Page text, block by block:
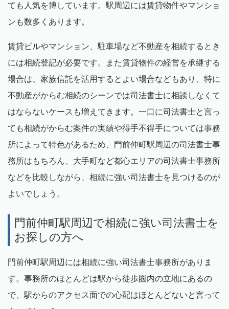
ても人気を博しています。駅周辺には賃貸物件やマンショ
ンも数多くあります。
賃貸ビルやマンション、駐車場など不動産を相続するとき
には相続登記が必要です。また賃貸物件の経営を承継する
場合は、家族信託を活用するとよい場合などもあり、特に
不動産がからむ相続のシーンでは司法書士に相談しなくて
はならないケースも増えてきます。一口に司法書士と言っ
ても相続がからむ案件の実績や得手不得手については事務
所によって特色があるため、門前仲町駅周辺の司法書士事
務所はもちろん、大手町など都心エリアの司法書士事務所
などを比較しながら、相続に強い司法書士を見つけるのが
よいでしょう。
門前仲町駅周辺で相続に強い司法書士を
お探しの方へ
門前仲町駅周辺には相続に強い司法書士事務所がありま
す。事務所のほとんどは駅から徒歩圏内の立地にあるの
で、駅からのアクセス面での心配はほとんどないと言って